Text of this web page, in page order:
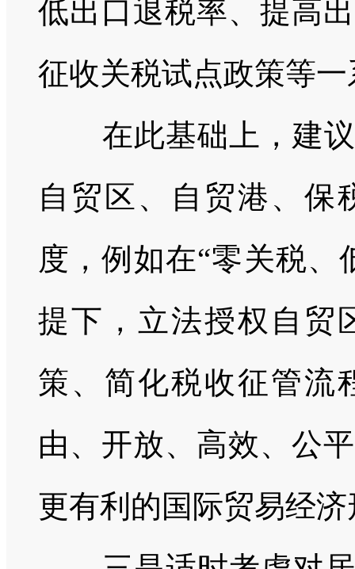
低出口退税率、提高
征收关税试点政策等
在此基础上，建议
自贸区、自贸港、保
度，例如在“零关税、
提下，立法授权自贸
策、简化税收征管流
由、开放、高效、公
更有利的国际贸易经